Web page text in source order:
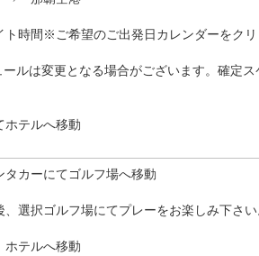
時間※ご希望のご出発日カレンダーをク
ルは変更となる場合がございます。確定
ホテルへ移動
タカーにてゴルフ場へ移動
、選択ゴルフ場にてプレーをお楽しみ下さ
ホテルへ移動